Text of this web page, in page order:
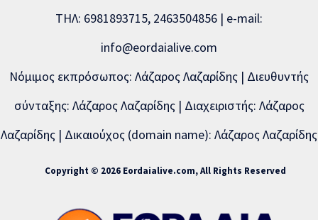
ΤΗΛ: 6981893715, 2463504856 | e-mail:
info@eordaialive.com
Νόμιμος εκπρόσωπος: Λάζαρος Λαζαρίδης | Διευθυντής
σύνταξης: Λάζαρος Λαζαρίδης | Διαχειριστής: Λάζαρος
Λαζαρίδης | Δικαιούχος (domain name): Λάζαρος Λαζαρίδης
Copyright © 2026 Eordaialive.com, All Rights Reserved